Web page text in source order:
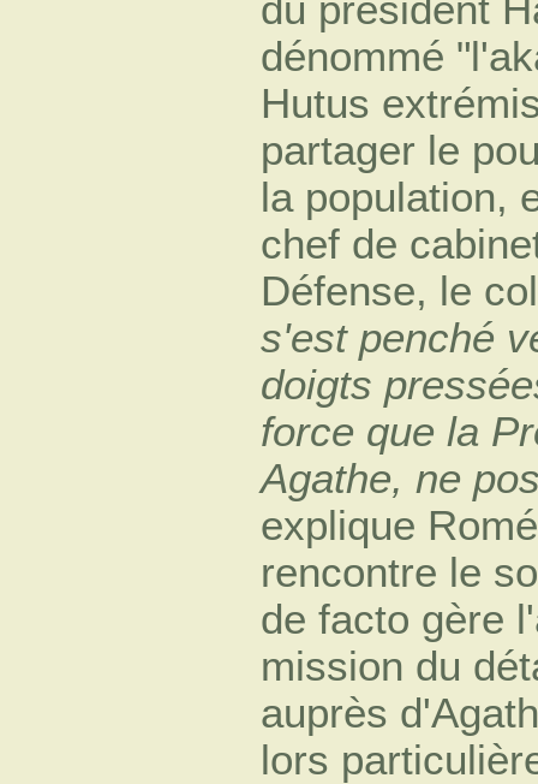
du président
dénommé
Hutus
partager le
la population,
chef de
Défense, le
s'est penché
doigts
force que la
Agathe, ne
explique
rencontre le
de facto gère
mission du
auprès
lors